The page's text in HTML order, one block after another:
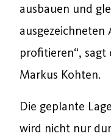
ausbauen und
ausgezeichneten
profitieren“, sagt
Markus Kohten.
Die geplante
wird nicht nur